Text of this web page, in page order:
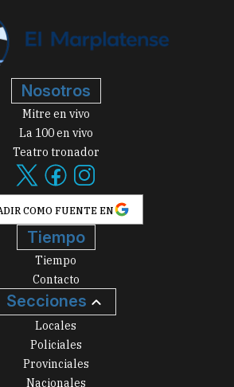
Nosotros
Mitre en vivo
La 100 en vivo
Teatro tronador
COMO FUENTE EN
Tiempo
Tiempo
Contacto
Secciones
Locales
Policiales
Provinciales
Nacionales